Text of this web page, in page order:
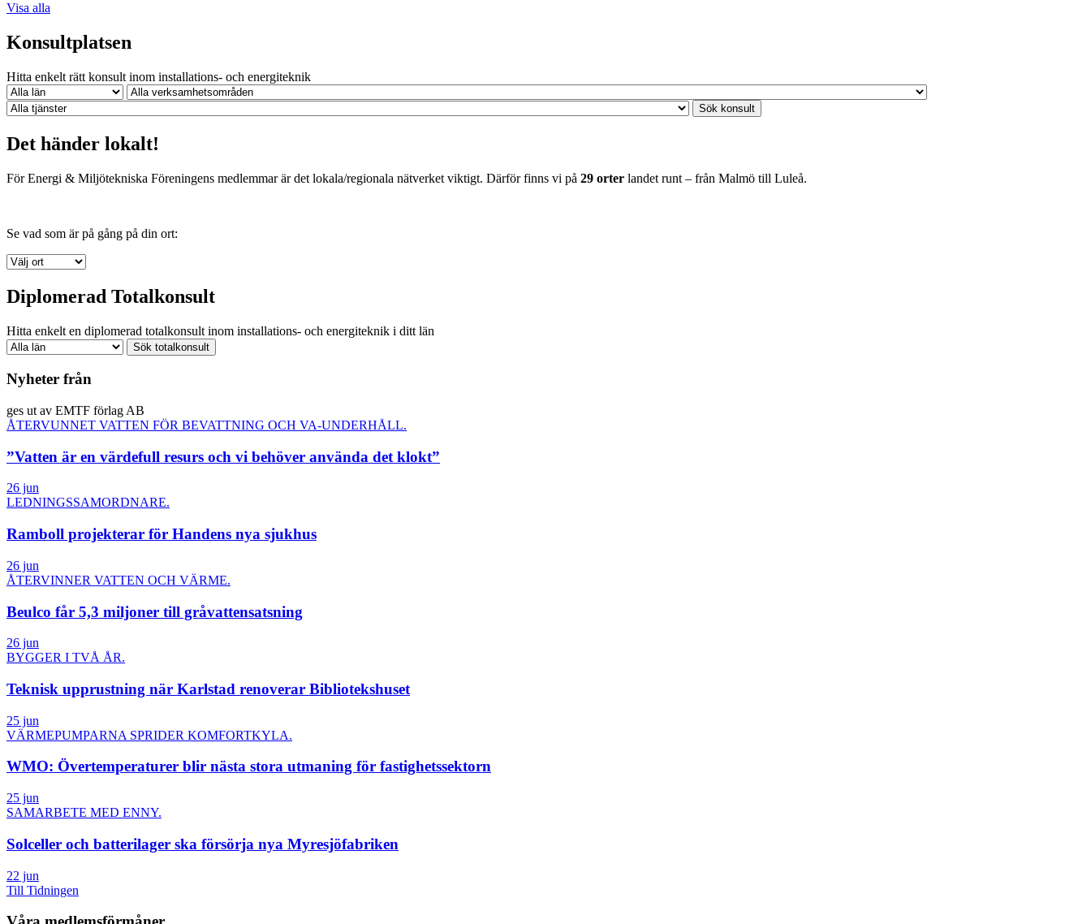
Visa alla
Konsultplatsen
Hitta enkelt rätt konsult inom installations- och energiteknik
Det händer lokalt!
För Energi & Miljötekniska Föreningens medlemmar är det lokala/regionala nätverket viktigt. Därför finns vi på 29 orter landet runt – från Malmö till Luleå.
Se vad som är på gång på din ort:
Diplomerad Totalkonsult
Hitta enkelt en diplomerad totalkonsult inom installations- och energiteknik i ditt län
Nyheter från
ges ut av EMTF förlag AB
ÅTERVUNNET VATTEN FÖR BEVATTNING OCH VA-UNDERHÅLL.
”Vatten är en värdefull resurs och vi behöver använda det klokt”
26 jun
LEDNINGSSAMORDNARE.
Ramboll projekterar för Handens nya sjukhus
26 jun
ÅTERVINNER VATTEN OCH VÄRME.
Beulco får 5,3 miljoner till gråvattensatsning
26 jun
BYGGER I TVÅ ÅR.
Teknisk upprustning när Karlstad renoverar Bibliotekshuset
25 jun
VÄRMEPUMPARNA SPRIDER KOMFORTKYLA.
WMO: Övertemperaturer blir nästa stora utmaning för fastighetssektorn
25 jun
SAMARBETE MED ENNY.
Solceller och batterilager ska försörja nya Myresjöfabriken
22 jun
Till Tidningen